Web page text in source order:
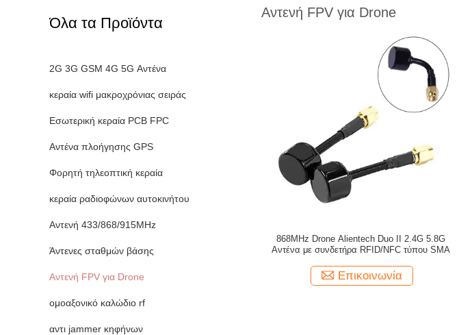
Όλα τα Προϊόντα
2G 3G GSM 4G 5G Αντένα
κεραία wifi μακροχρόνιας σειράς
Εσωτερική κεραία PCB FPC
Αντένα πλοήγησης GPS
Φορητή τηλεοπτική κεραία
κεραία ραδιοφώνων αυτοκινήτου
Αντενή 433/868/915MHz
Άντενες σταθμών βάσης
Αντενή FPV για Drone
ομοαξονικό καλώδιο rf
αντι jammer κηφήνων
Αντενή FPV για Drone
868MHz Drone Alientech Duo II 2.4G 5.8G
Αντένα με συνδετήρα RFID/NFC τύπου SMA
Επικοινωνία